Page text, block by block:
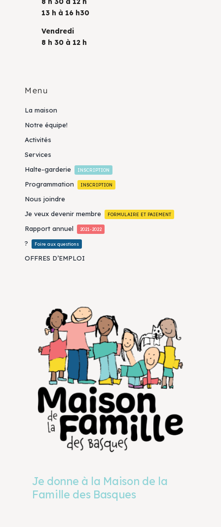
13 h à 16 h30
Vendredi
8 h 30 à 12 h
Menu
La maison
Notre équipe!
Activités
Services
Halte-garderie
INSCRIPTION
Programmation INSCRIPTION
Nous joindre
Je veux devenir membre
FORMULAIRE ET PAIEMENT
Rapport annuel 2021-2022
? Foire aux questions
OFFRES D’EMPLOI
Je donne à la Maison de la
Famille des Basques